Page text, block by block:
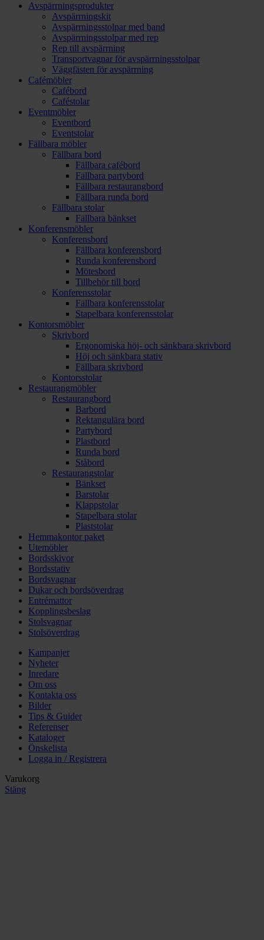
Avspärrningsprodukter
Avspärrningskit
Avspärrningsstolpar med band
Avspärrningsstolpar med rep
Rep till avspärrning
Transportvagnar för avspärrningsstolpar
Väggfästen för avspärrning
Cafémöbler
Cafébord
Caféstolar
Eventmöbler
Eventbord
Eventstolar
Fällbara möbler
Fällbara bord
Fällbara cafébord
Fällbara partybord
Fällbara restaurangbord
Fällbara runda bord
Fällbara stolar
Fällbara bänkset
Konferensmöbler
Konferensbord
Fällbara konferensbord
Runda konferensbord
Mötesbord
Tillbehör till bord
Konferensstolar
Fällbara konferensstolar
Stapelbara konferensstolar
Kontorsmöbler
Skrivbord
Ergonomiska höj- och sänkbara skrivbord
Höj och sänkbara stativ
Fällbara skrivbord
Kontorsstolar
Restaurangmöbler
Restaurangbord
Barbord
Rektangulära bord
Partybord
Plastbord
Runda bord
Ståbord
Restaurangstolar
Bänkset
Barstolar
Klappstolar
Stapelbara stolar
Plaststolar
Hemmakontor paket
Utemöbler
Bordsskivor
Bordsstativ
Bordsvagnar
Dukar och bordsöverdrag
Entrémattor
Kopplingsbeslag
Stolsvagnar
Stolsöverdrag
Kampanjer
Nyheter
Inredare
Om oss
Kontakta oss
Bilder
Tips & Guider
Referenser
Kataloger
Önskelista
Logga in / Registrera
Varukorg
Stäng